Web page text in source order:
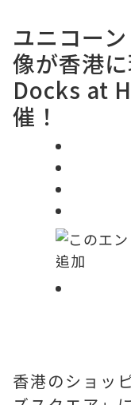
ユニコー
像が香港
Docks at
催！
香港のショッ